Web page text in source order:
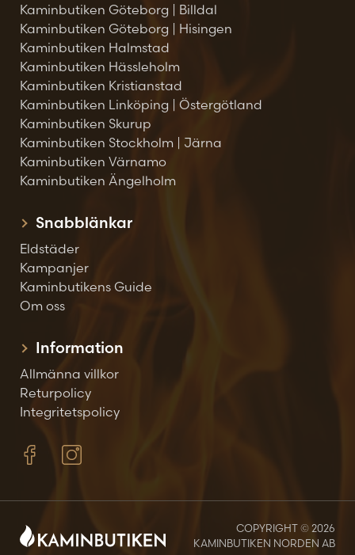
Kaminbutiken Göteborg | Billdal
Kaminbutiken Göteborg | Hisingen
Kaminbutiken Halmstad
Kaminbutiken Hässleholm
Kaminbutiken Kristianstad
Kaminbutiken Linköping | Östergötland
Kaminbutiken Skurup
Kaminbutiken Stockholm | Järna
Kaminbutiken Värnamo
Kaminbutiken Ängelholm
Snabblänkar
Eldstäder
Kampanjer
Kaminbutikens Guide
Om oss
Information
Allmänna villkor
Returpolicy
Integritetspolicy
COPYRIGHT © 2026
KAMINBUTIKEN NORDEN AB